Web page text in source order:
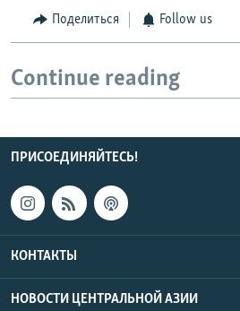
Поделиться Follow us
Continue reading
ПРИСОЕДИНЯЙТЕСЬ!
КОНТАКТЫ
НОВОСТИ ЦЕНТРАЛЬНОЙ АЗИИ